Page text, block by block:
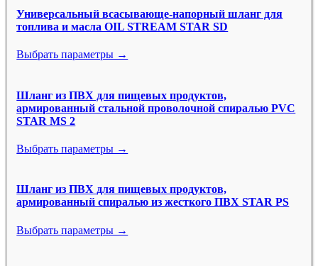
Универсальный всасывающе-напорный шланг для
топлива и масла OIL STREAM STAR SD
Выбрать параметры →
Шланг из ПВХ для пищевых продуктов,
армированный стальной проволочной спиралью PVC
STAR MS 2
Выбрать параметры →
Шланг из ПВХ для пищевых продуктов,
армированный спиралью из жесткого ПВХ STAR PS
Выбрать параметры →